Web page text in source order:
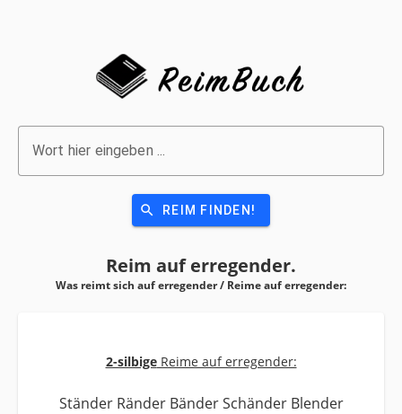
Wort hier eingeben ...
search REIM FINDEN!
Reim auferregender.
Was reimt sich auf erregender / Reime auferregender:
2-silbigeReime auf erregender:
Ständer Ränder Bänder Schänder Blender